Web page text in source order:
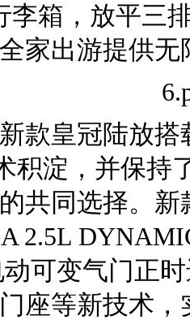
李箱，放平三
家出游提供无
款皇冠陆放
积淀，并保持
共同选择。
2.5L
可变气门正
座等新技术